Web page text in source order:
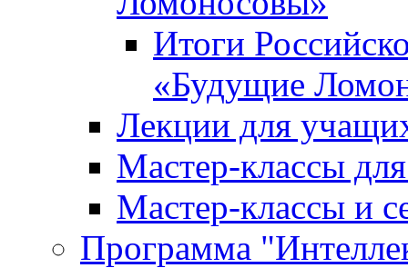
Итоги
«Будущие
Лекции для
Мастер-классы
Мастер-классы и
Программа